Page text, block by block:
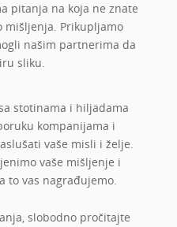
pitanja na koja ne znate
mišljenja. Prikupljamo
našim partnerima da
sliku.
stotinama i hiljadama
kompanijama i
vaše misli i želje.
vaše mišljenje i
to vas nagrađujemo.
slobodno pročitajte